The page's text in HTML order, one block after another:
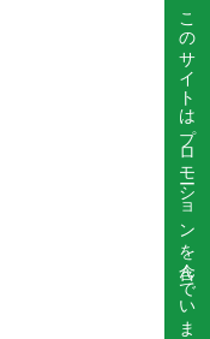
このサイトはプロモーションを含んでいます。